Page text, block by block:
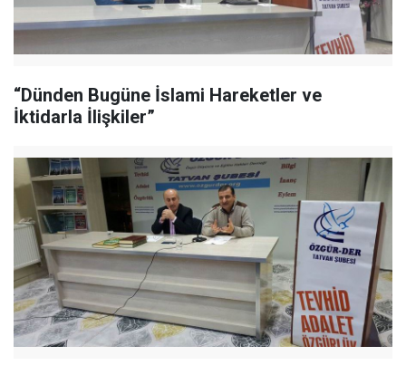
“Dünden Bugüne İslami Hareketler ve
İktidarla İlişkiler”